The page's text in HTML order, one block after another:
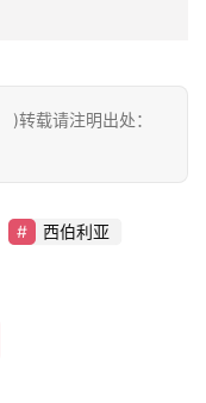
转载请注明出处：
西伯利亚